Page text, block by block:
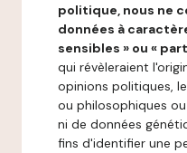
politique, nous ne
données à
sensibles » ou «
qui révèleraient
opinions politiques,
ou philosophiques
ni de données
fins d'identifier une